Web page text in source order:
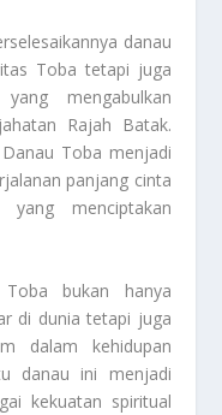
danau
Toba tetapi juga
mengabulkan
Rajah Batak.
Toba menjadi
panjang cinta
yang menciptakan
bukan hanya
di dunia tetapi juga
dalam kehidupan
danau ini menjadi
kekuatan spiritual